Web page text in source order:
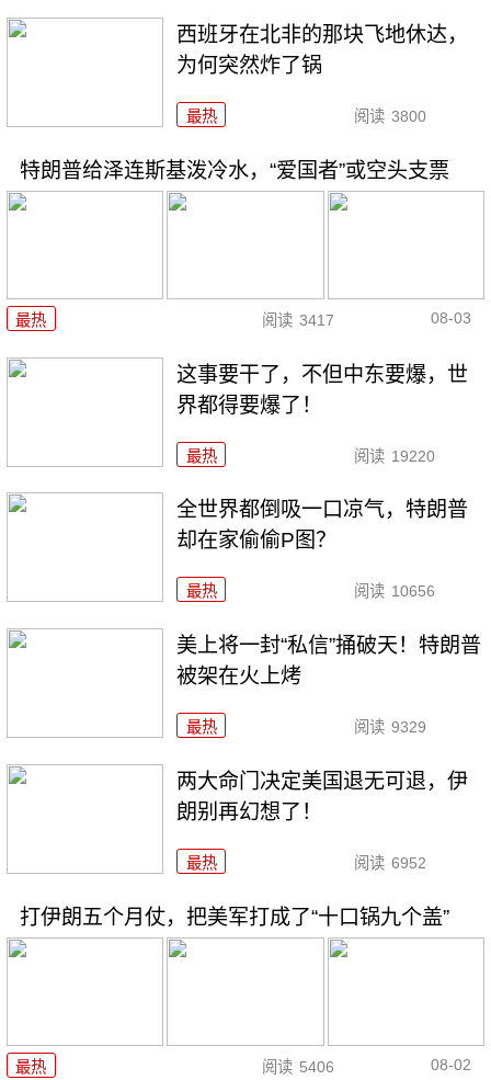
西班牙在北非的那块飞地休达，
为何突然炸了锅
最热 阅读 3800
特朗普给泽连斯基泼冷水，“爱国者”或空头支票
最热 阅读 3417 08-03
这事要干了，不但中东要爆，世
界都得要爆了！
最热 阅读 19220
全世界都倒吸一口凉气，特朗普
却在家偷偷P图？
最热 阅读 10656
美上将一封“私信”捅破天！特朗普
被架在火上烤
最热 阅读 9329
两大命门决定美国退无可退，伊
朗别再幻想了！
最热 阅读 6952
打伊朗五个月仗，把美军打成了“十口锅九个盖”
最热 阅读 5406 08-02